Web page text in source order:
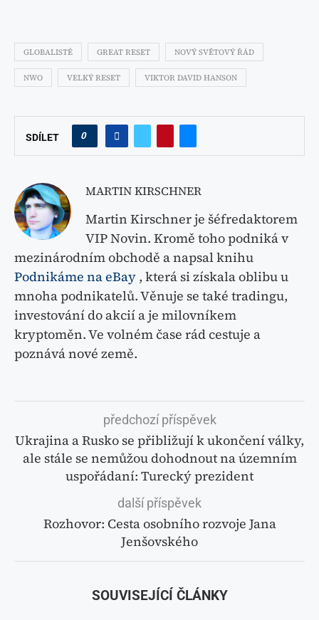
GLOBALISTÉ GREAT RESET NOVÝ SVĚTOVÝ ŘÁD
NWO VELKÝ RESET VIKTOR DAVID HANSON
SDÍLET 0
MARTIN KIRSCHNER
Martin Kirschner je šéfredaktorem
VIP Novin. Kromě toho podniká v
mezinárodním obchodě a napsal knihu
Podnikáme na eBay , která si získala oblibu u
mnoha podnikatelů. Věnuje se také tradingu,
investování do akcií a je milovníkem
kryptoměn. Ve volném čase rád cestuje a
poznává nové země.
předchozí příspěvek
Ukrajina a Rusko se přibližují k ukončení války,
ale stále se nemůžou dohodnout na územním
uspořádaní: Turecký prezident
další příspěvek
Rozhovor: Cesta osobního rozvoje Jana
Jenšovského
SOUVISEJÍCÍ ČLÁNKY